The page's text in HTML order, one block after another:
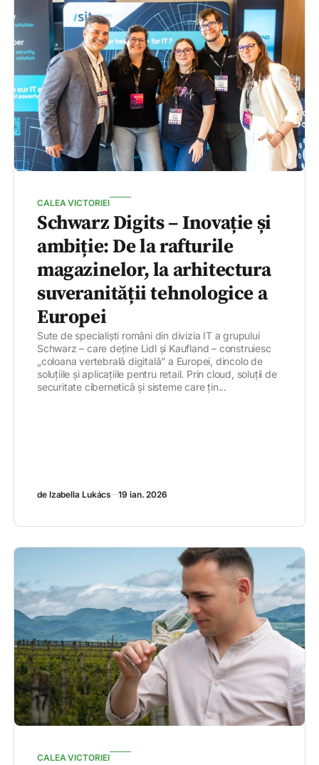
CALEA VICTORIEI
Schwarz Digits – Inovație și
ambiție: De la rafturile
magazinelor, la arhitectura
suveranității tehnologice a
Europei
Sute de specialiști români din divizia IT a grupului
Schwarz – care deține Lidl și Kaufland – construiesc
„coloana vertebrală digitală” a Europei, dincolo de
soluțiile și aplicațiile pentru retail. Prin cloud, soluții de
securitate cibernetică și sisteme care țin...
de Izabella Lukács 19 ian. 2026
CALEA VICTORIEI